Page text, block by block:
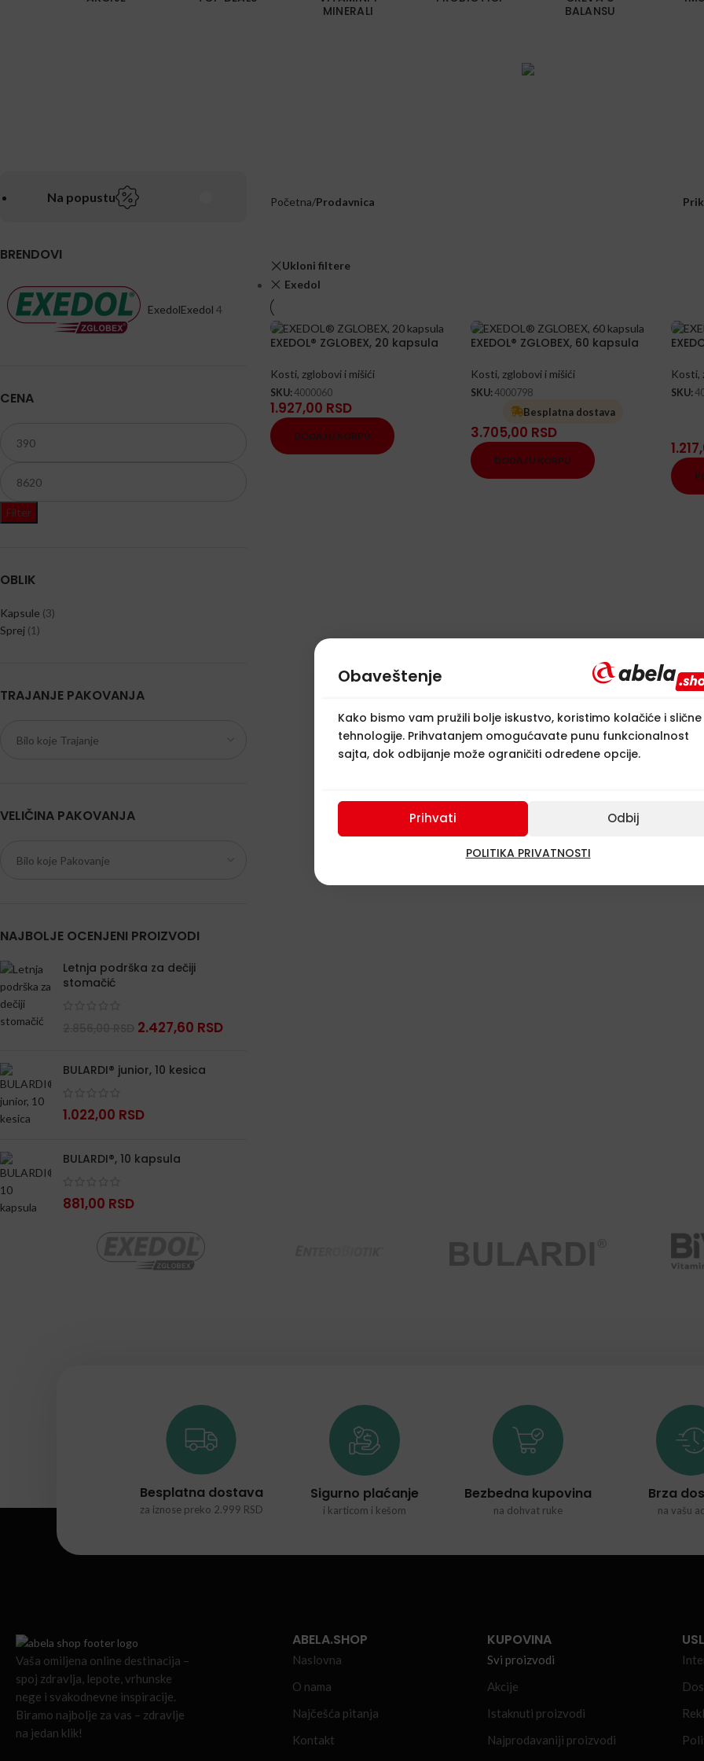
Obaveštenje
Kako bismo vam pružili bolje iskustvo, koristimo kolačiće i slične
tehnologije. Prihvatanjem omogućavate punu funkcionalnost
sajta, dok odbijanje može ograničiti određene opcije.
Prihvati Odbij
POLITIKA PRIVATNOSTI
MINERALI
BALANSU
Na popustu
BRENDOVI
ExedolExedol 4
CENA
Filter
OBLIK
Kapsule (3)
Sprej (1)
TRAJANJE PAKOVANJA
VELIČINA PAKOVANJA
NAJBOLJE OCENJENI PROIZVODI
Letnja podrška za dečiji
stomačić
2.427,60 RSD
BULARDI® junior, 10 kesica
1.022,00 RSD
BULARDI®, 10 kapsula
881,00 RSD
Početna/Prodavnica
Ukloni filtere
Exedol
EXEDOL® ZGLOBEX, 20 kapsula
Kosti, zglobovi i mišići
SKU: 4000060
1.927,00 RSD
DODAJ U KORPU
EXEDOL® ZGLOBEX, 60 kapsula
Kosti, zglobovi i mišići
SKU: 4000798
Besplatna dostava
3.705,00 RSD
DODAJ U KORPU
Kosti,
SKU:
Besplatna dostava
za iznose preko 2.999 RSD
Sigurno plaćanje
i karticom i kešom
Bezbedna kupovina
na dohvat ruke
Brza
na vašu
Vaša omiljena online destinacija –
spoj zdravlja, lepote, vrhunske
nege i svakodnevne inspiracije.
Biramo najbolje za vas – zdravlje
na jedan klik!
ABELA.SHOP
Naslovna
O nama
Najčešća pitanja
Kontakt
KUPOVINA
Svi proizvodi
Akcije
Istaknuti proizvodi
Najprodavaniji proizvodi